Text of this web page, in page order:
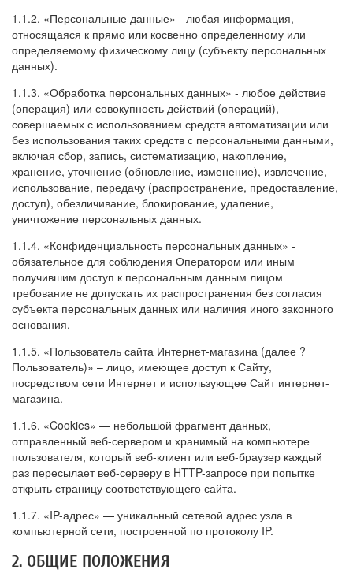
1.1.2. «Персональные данные» - любая информация,
относящаяся к прямо или косвенно определенному или
определяемому физическому лицу (субъекту персональных
данных).
1.1.3. «Обработка персональных данных» - любое действие
(операция) или совокупность действий (операций),
совершаемых с использованием средств автоматизации или
без использования таких средств с персональными данными,
включая сбор, запись, систематизацию, накопление,
хранение, уточнение (обновление, изменение), извлечение,
использование, передачу (распространение, предоставление,
доступ), обезличивание, блокирование, удаление,
уничтожение персональных данных.
1.1.4. «Конфиденциальность персональных данных» -
обязательное для соблюдения Оператором или иным
получившим доступ к персональным данным лицом
требование не допускать их распространения без согласия
субъекта персональных данных или наличия иного законного
основания.
1.1.5. «Пользователь сайта Интернет-магазина (далее ?
Пользователь)» – лицо, имеющее доступ к Сайту,
посредством сети Интернет и использующее Сайт интернет-
магазина.
1.1.6. «Cookies» — небольшой фрагмент данных,
отправленный веб-сервером и хранимый на компьютере
пользователя, который веб-клиент или веб-браузер каждый
раз пересылает веб-серверу в HTTP-запросе при попытке
открыть страницу соответствующего сайта.
1.1.7. «IP-адрес» — уникальный сетевой адрес узла в
компьютерной сети, построенной по протоколу IP.
2. ОБЩИЕ ПОЛОЖЕНИЯ